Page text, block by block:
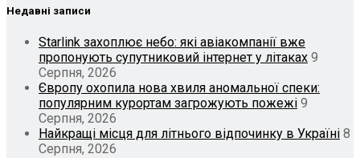
Недавні записи
Starlink захоплює небо: які авіакомпанії вже
пропонують супутниковий інтернет у літаках 9
Серпня, 2026
Європу охопила нова хвиля аномальної спеки:
популярним курортам загрожують пожежі 9
Серпня, 2026
Найкращі місця для літнього відпочинку в Україні 8
Серпня, 2026